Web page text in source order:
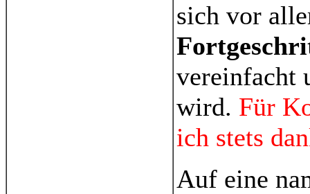
sich vor
vereinfacht
wird. Für
ich stets
Auf eine